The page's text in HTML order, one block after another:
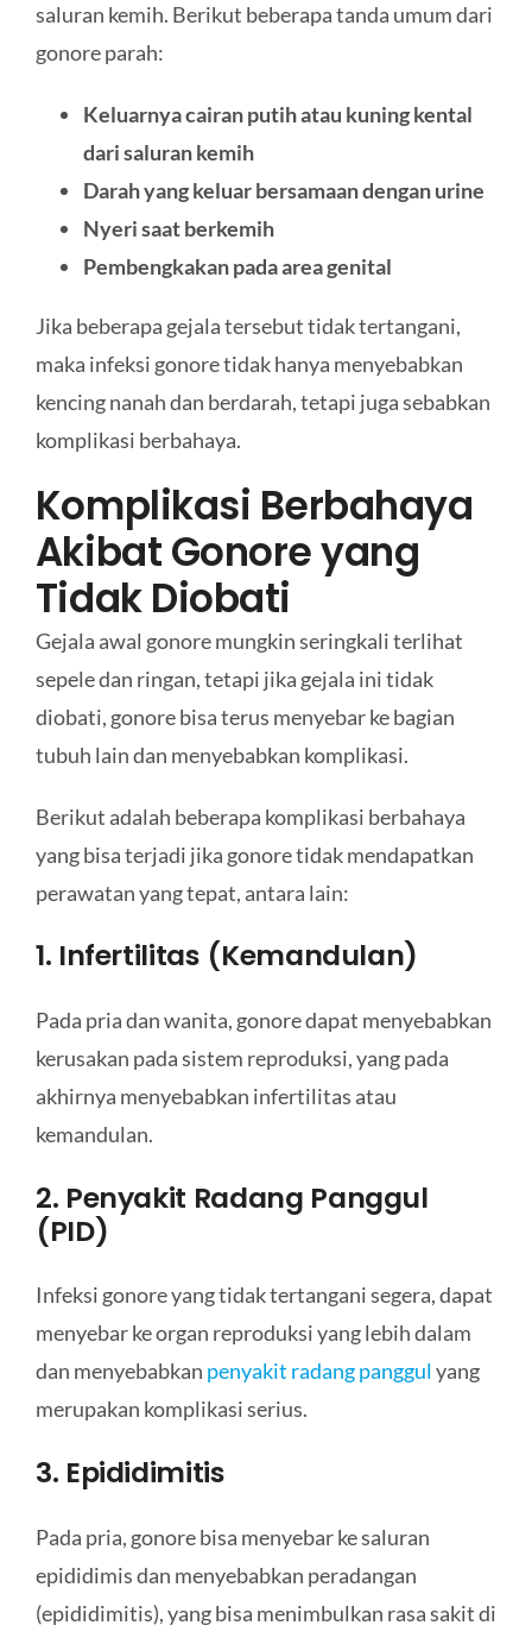
saluran kemih. Berikut beberapa tanda umum dari
gonore parah:
Keluarnya cairan putih atau kuning kental
dari saluran kemih
Darah yang keluar bersamaan dengan urine
Nyeri saat berkemih
Pembengkakan pada area genital
Jika beberapa gejala tersebut tidak tertangani,
maka infeksi gonore tidak hanya menyebabkan
kencing nanah dan berdarah, tetapi juga sebabkan
komplikasi berbahaya.
Komplikasi Berbahaya
Akibat Gonore yang
Tidak Diobati
Gejala awal gonore mungkin seringkali terlihat
sepele dan ringan, tetapi jika gejala ini tidak
diobati, gonore bisa terus menyebar ke bagian
tubuh lain dan menyebabkan komplikasi.
Berikut adalah beberapa komplikasi berbahaya
yang bisa terjadi jika gonore tidak mendapatkan
perawatan yang tepat, antara lain:
1. Infertilitas (Kemandulan)
Pada pria dan wanita, gonore dapat menyebabkan
kerusakan pada sistem reproduksi, yang pada
akhirnya menyebabkan infertilitas atau
kemandulan.
2. Penyakit Radang Panggul
(PID)
Infeksi gonore yang tidak tertangani segera, dapat
menyebar ke organ reproduksi yang lebih dalam
dan menyebabkan penyakit radang panggulyang
merupakan komplikasi serius.
3. Epididimitis
Pada pria, gonore bisa menyebar ke saluran
epididimis dan menyebabkan peradangan
(epididimitis), yang bisa menimbulkan rasa sakit di